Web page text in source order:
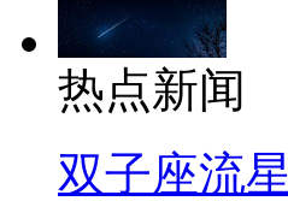
热点新闻
双子座流